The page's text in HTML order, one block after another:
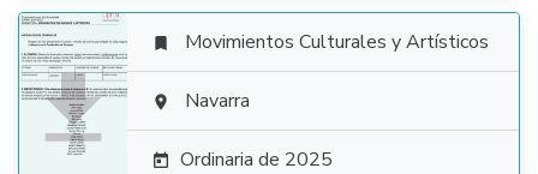

 Movimientos Culturales y Artísticos
 Navarra
 Ordinaria de 2025